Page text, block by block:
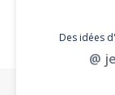
Des idées
@